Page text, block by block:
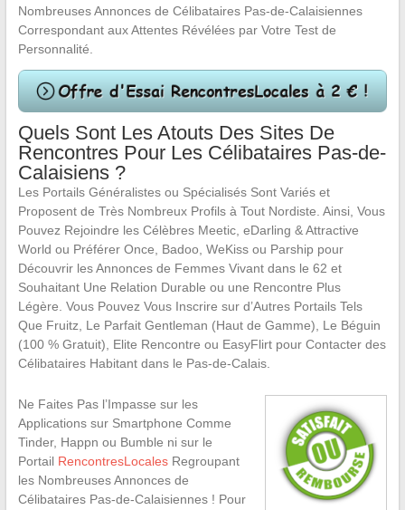
Nombreuses Annonces de Célibataires Pas-de-Calaisiennes
Correspondant aux Attentes Révélées par Votre Test de
Personnalité.
Quels Sont Les Atouts Des Sites De
Rencontres Pour Les Célibataires Pas-de-
Calaisiens ?
Les Portails Généralistes ou Spécialisés Sont Variés et
Proposent de Très Nombreux Profils à Tout Nordiste. Ainsi, Vous
Pouvez Rejoindre les Célèbres Meetic, eDarling & Attractive
World ou Préférer Once, Badoo, WeKiss ou Parship pour
Découvrir les Annonces de Femmes Vivant dans le 62 et
Souhaitant Une Relation Durable ou une Rencontre Plus
Légère. Vous Pouvez Vous Inscrire sur d’Autres Portails Tels
Que Fruitz, Le Parfait Gentleman (Haut de Gamme), Le Béguin
(100 % Gratuit), Elite Rencontre ou EasyFlirt pour Contacter des
Célibataires Habitant dans le Pas-de-Calais.
Ne Faites Pas l’Impasse sur les
Applications sur Smartphone Comme
Tinder, Happn ou Bumble ni sur le
Portail RencontresLocalesRegroupant
les Nombreuses Annonces de
Célibataires Pas-de-Calaisiennes ! Pour